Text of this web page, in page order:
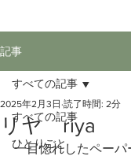
記事
すべての記事
ひとりごと
すべての記事
リヤ riya
2025年2月3日 読了時間: 2分
一目惚れしたペーパ